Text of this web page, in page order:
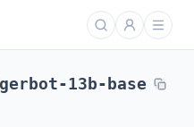
13b-base